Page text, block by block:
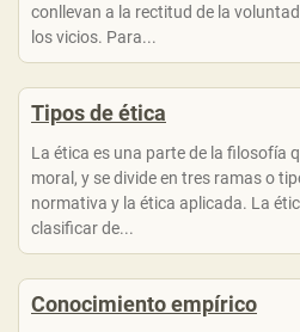
conllevan a la rectitud de la
los vicios. Para...
Tipos de ética
La ética es una parte de la filosofía
moral, y se divide en tres ramas o
normativa y la ética aplicada. La
clasificar de...
Conocimiento empírico